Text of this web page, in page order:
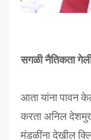
सगळी नैतिकता
आता यांना पावन
करता अनिल
मंडळींना देखील